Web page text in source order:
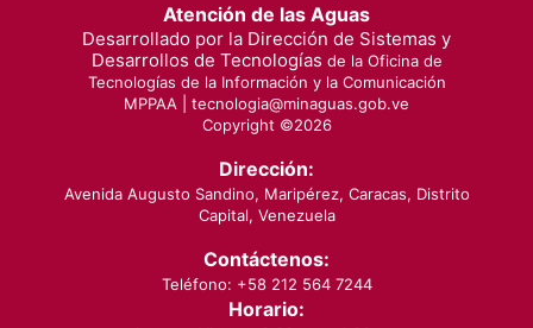
Atención de las Aguas
Desarrollado por la Dirección de Sistemas y
Desarrollos de Tecnologías de la Oficina de
Tecnologías de la Información y la Comunicación
MPPAA | tecnologia@minaguas.gob.ve
Copyright ©2026
Dirección:
Avenida Augusto Sandino, Maripérez, Caracas, Distrito
Capital, Venezuela
Contáctenos:
Teléfono: +58 212 564 7244
Horario: